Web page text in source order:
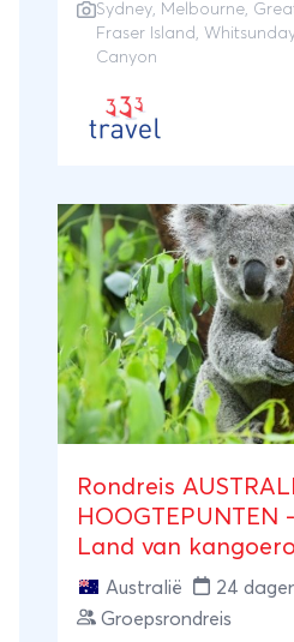
centrum met Uluru en
Sydney, Melbourne,
Fraser Island,
Canyon
Rondreis
HOOGTEPUNTEN
Land van
aarde
Australië
24
Groepsrondreis